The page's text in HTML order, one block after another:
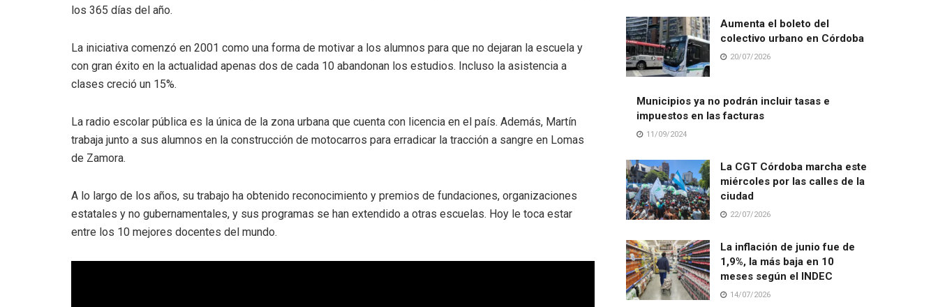
los 365 días del año.
La iniciativa comenzó en 2001 como una forma de motivar a los alumnos para que no dejaran la escuela y
con gran éxito en la actualidad apenas dos de cada 10 abandonan los estudios. Incluso la asistencia a
clases creció un 15%.
La radio escolar pública es la única de la zona urbana que cuenta con licencia en el país. Además, Martín
trabaja junto a sus alumnos en la construcción de motocarros para erradicar la tracción a sangre en Lomas
de Zamora.
A lo largo de los años, su trabajo ha obtenido reconocimiento y premios de fundaciones, organizaciones
estatales y no gubernamentales, y sus programas se han extendido a otras escuelas. Hoy le toca estar
entre los 10 mejores docentes del mundo.
Aumenta el boleto del
colectivo urbano en Córdoba
20/07/2026
Municipios ya no podrán incluir tasas e
impuestos en las facturas
11/09/2024
La CGT Córdoba marcha este
miércoles por las calles de la
ciudad
22/07/2026
La inflación de junio fue de
1,9%, la más baja en 10
meses según el INDEC
14/07/2026